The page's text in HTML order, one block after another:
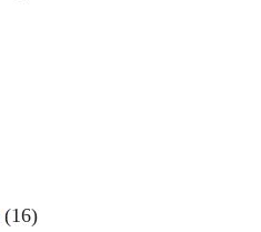
(16)